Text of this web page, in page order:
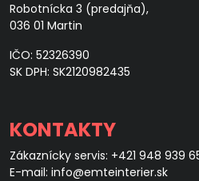
Robotnícka 3 (predajňa),
036 01 Martin
IČO: 52326390
SK DPH: SK2120982435
KONTAKTY
Zákaznícky servis: +421 948 939
E-mail: info@emteinterier.sk